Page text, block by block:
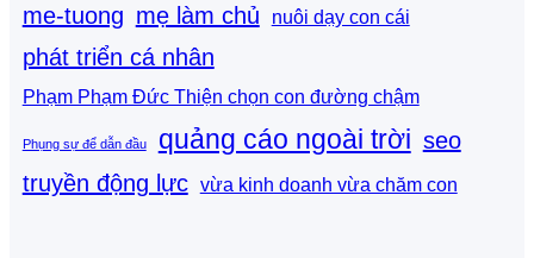
me-tuong mẹ làm chủ nuôi dạy con cái
phát triển cá nhân
Phạm Phạm Đức Thiện chọn con đường chậm
Phụng sự để dẫn đầu quảng cáo ngoài trời seo
truyền động lực vừa kinh doanh vừa chăm con